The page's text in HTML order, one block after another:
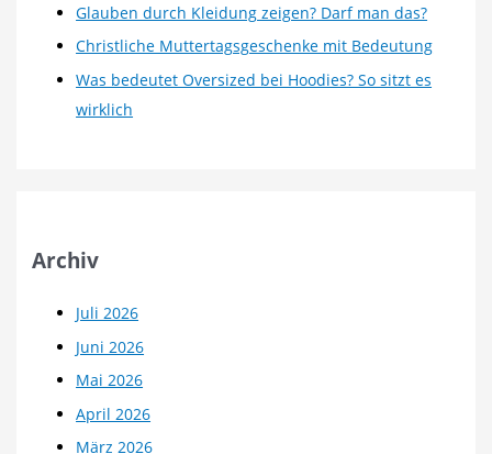
Glauben durch Kleidung zeigen? Darf man das?
Christliche Muttertagsgeschenke mit Bedeutung
Was bedeutet Oversized bei Hoodies? So sitzt es
wirklich
Archiv
Juli 2026
Juni 2026
Mai 2026
April 2026
März 2026